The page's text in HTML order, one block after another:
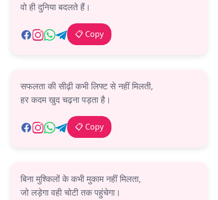
वो ही दुनिया बदलते हैं।
📋 Copy
सफलता की सीढ़ी कभी लिफ्ट से नहीं मिलती,
हर कदम खुद चढ़ना पड़ता है।
📋 Copy
बिना मुश्किलों के कभी मुकाम नहीं मिलता,
जो लड़ेगा वही चोटी तक पहुंचेगा।